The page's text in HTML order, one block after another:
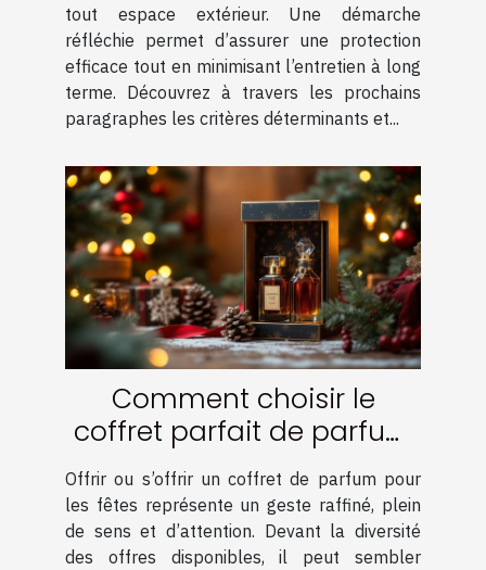
tout espace extérieur. Une démarche
réfléchie permet d’assurer une protection
efficace tout en minimisant l’entretien à long
terme. Découvrez à travers les prochains
paragraphes les critères déterminants et...
Comment choisir le
coffret parfait de parfum
pour les fêtes ?
Offrir ou s’offrir un coffret de parfum pour
les fêtes représente un geste raffiné, plein
de sens et d’attention. Devant la diversité
des offres disponibles, il peut sembler